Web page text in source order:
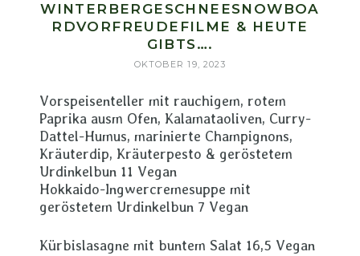
WINTERBERGESCHNEESNOWBOA
RDVORFREUDEFILME & HEUTE
GIBTS….
OKTOBER 19, 2023
Vorspeisenteller mit rauchigem, rotem
Paprika ausm Ofen, Kalamataoliven, Curry-
Dattel-Humus, marinierte Champignons,
Kräuterdip, Kräuterpesto & geröstetem
Urdinkelbun 11 Vegan
Hokkaido-Ingwercremesuppe mit
geröstetem Urdinkelbun 7 Vegan
Kürbislasagne mit buntem Salat 16,5 Vegan